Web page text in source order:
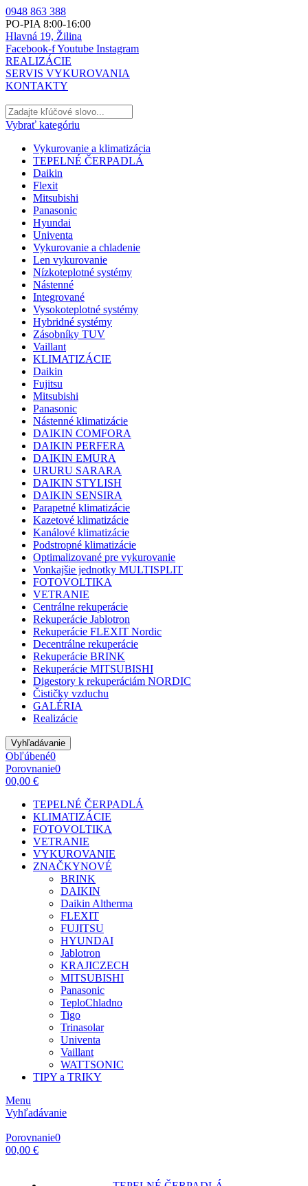
0948 863 388
PO-PIA 8:00-16:00
Hlavná 19, Žilina
Facebook-fYoutube Instagram
REALIZÁCIE
SERVIS VYKUROVANIA
KONTAKTY
Vybrať kategóriu
Vykurovanie a klimatizácia
TEPELNÉ ČERPADLÁ
Daikin
Flexit
Mitsubishi
Panasonic
Hyundai
Univenta
Vykurovanie a chladenie
Len vykurovanie
Nízkoteplotné systémy
Nástenné
Integrované
Vysokoteplotné systémy
Hybridné systémy
Zásobníky TUV
Vaillant
KLIMATIZÁCIE
Daikin
Fujitsu
Mitsubishi
Panasonic
Nástenné klimatizácie
DAIKIN COMFORA
DAIKIN PERFERA
DAIKIN EMURA
URURU SARARA
DAIKIN STYLISH
DAIKIN SENSIRA
Parapetné klimatizácie
Kazetové klimatizácie
Kanálové klimatizácie
Podstropné klimatizácie
Optimalizované pre vykurovanie
Vonkajšie jednotky MULTISPLIT
FOTOVOLTIKA
VETRANIE
Centrálne rekuperácie
Rekuperácie Jablotron
Rekuperácie FLEXIT Nordic
Decentrálne rekuperácie
Rekuperácie BRINK
Rekuperácie MITSUBISHI
Digestory k rekuperáciám NORDIC
Čističky vzduchu
GALÉRIA
Realizácie
Vyhľadávanie
Obľúbené0
Porovnanie0
00,00 €
TEPELNÉ ČERPADLÁ
KLIMATIZÁCIE
FOTOVOLTIKA
VETRANIE
VYKUROVANIE
ZNAČKYNOVÉ
BRINK
DAIKIN
Daikin Altherma
FLEXIT
FUJITSU
HYUNDAI
Jablotron
KRAJICZECH
MITSUBISHI
Panasonic
TeploChladno
Tigo
Trinasolar
Univenta
Vaillant
WATTSONIC
TIPY a TRIKY
Menu
Vyhľadávanie
Porovnanie0
00,00 €